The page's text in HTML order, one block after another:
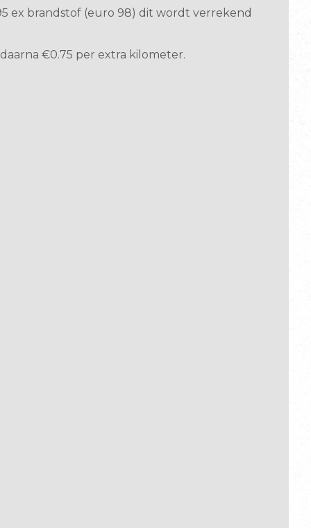
ex brandstof (euro 98) dit wordt verrekend
€0.75 per extra kilometer.